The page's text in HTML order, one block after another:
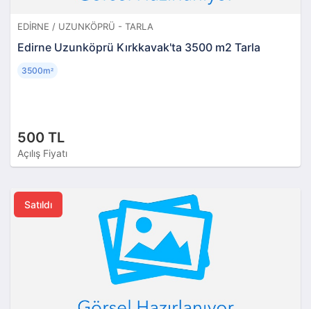
EDIRNE / UZUNKÖPRÜ - TARLA
Edirne Uzunköprü Kırkkavak'ta 3500 m2 Tarla
500 TL
Açılış Fiyatı
3500m²
Satıldı